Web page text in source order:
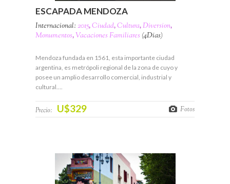
ESCAPADA MENDOZA
Internacional: 2015,Ciudad,Cultura,Diversion,
Monumentos,Vacaciones Familiares (4Días)
Mendoza fundada en 1561, esta importante ciudad
argentina, es metrópoli regional de la zona de cuyo y
posee un amplio desarrollo comercial, industrial y
cultural….
Precio: U$329 Fotos